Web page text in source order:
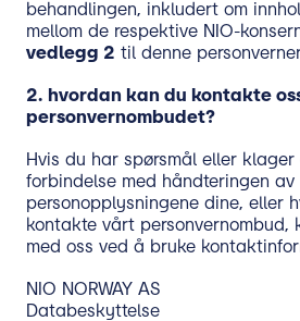
behandlingen, inkludert om
mellom de respektive NIO-
vedlegg 2 til denne
2. hvordan kan du kontakte
personvernombudet?
Hvis du har spørsmål eller klager
forbindelse med håndteringen av
personopplysningene dine, eller
kontakte vårt
med oss ved å bruke
NIO NORWAY AS
Databeskyttelse